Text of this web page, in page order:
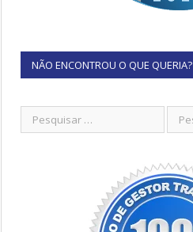
NÃO ENCONTROU O QUE QUERIA?